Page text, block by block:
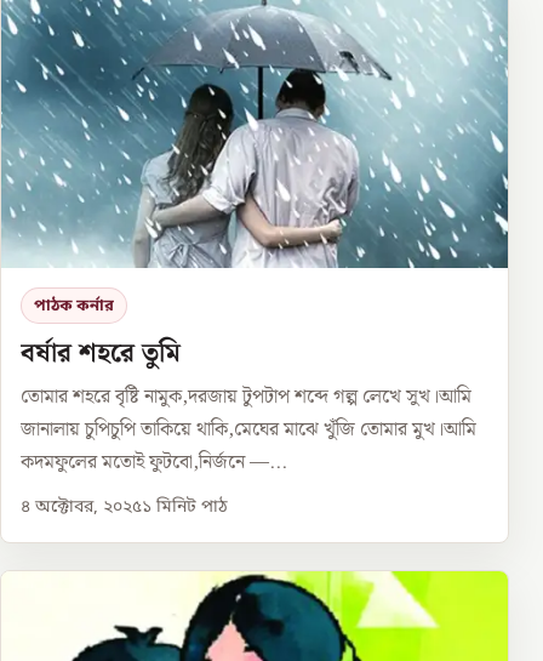
পাঠক কর্নার
বর্ষার শহরে তুমি
তোমার শহরে বৃষ্টি নামুক,দরজায় টুপটাপ শব্দে গল্প লেখে সুখ।আমি
জানালায় চুপিচুপি তাকিয়ে থাকি,মেঘের মাঝে খুঁজি তোমার মুখ।আমি
কদমফুলের মতোই ফুটবো,নির্জনে —...
৪ অক্টোবর, ২০২৫১ মিনিট পাঠ